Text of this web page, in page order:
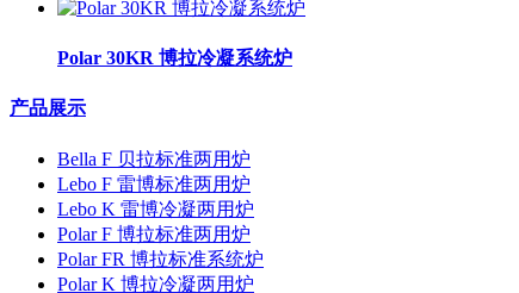
Polar 30KR 博拉冷凝系统炉
产品展示
Bella F 贝拉标准两用炉
Lebo F 雷博标准两用炉
Lebo K 雷博冷凝两用炉
Polar F 博拉标准两用炉
Polar FR 博拉标准系统炉
Polar K 博拉冷凝两用炉